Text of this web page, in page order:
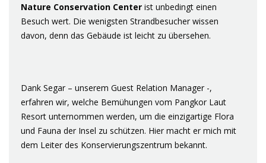
Nature Conservation Center ist unbedingt einen
Besuch wert. Die wenigsten Strandbesucher wissen
davon, denn das Gebäude ist leicht zu übersehen.
Dank Segar – unserem Guest Relation Manager -,
erfahren wir, welche Bemühungen vom Pangkor Laut
Resort unternommen werden, um die einzigartige Flora
und Fauna der Insel zu schützen. Hier macht er mich mit
dem Leiter des Konservierungszentrum bekannt.